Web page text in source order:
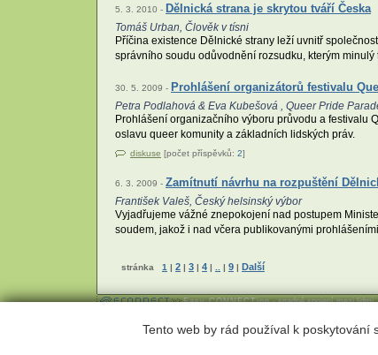
Tento web by rád používal k poskytování
5. 3. 2010 - Dělnická strana je skrytou tváří Česka
Tomáš Urban, Člověk v tísni
Příčina existence Dělnické strany leží uvnitř
správního soudu odůvodnění rozsudku, kterým
30. 5. 2009 - Prohlášení organizátorů festivalu
Petra Podlahová & Eva Kubešová , Queer Pride
Prohlášení organizačního výboru průvodu a festivalu
oslavu queer komunity a základních lidských práv.
diskuse [počet příspěvků: 2]
6. 3. 2009 - Zamítnutí návrhu na rozpuštění
František Valeš, Český helsinský výbor
Vyjadřujeme vážné znepokojení nad postupem
soudem, jakož i nad včera publikovanými
stránka 1 | 2 | 3 | 4 | .. | 9 | Další
Easy CONNECTion- snadné spojení mezi
Econnect,o.s.; Českomalínská 23; 160 00 Praha 6; tel: